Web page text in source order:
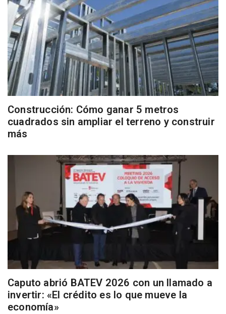
Construcción: Cómo ganar 5 metros
cuadrados sin ampliar el terreno y construir
más
Caputo abrió BATEV 2026 con un llamado a
invertir: «El crédito es lo que mueve la
economía»